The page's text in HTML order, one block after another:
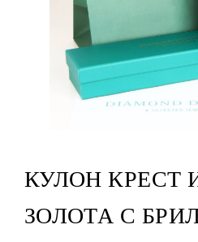
КУЛОН КРЕСТ
ЗОЛОТА С